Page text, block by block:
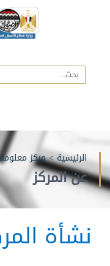
الرئيسية>مركز
عن المركز
نشأة